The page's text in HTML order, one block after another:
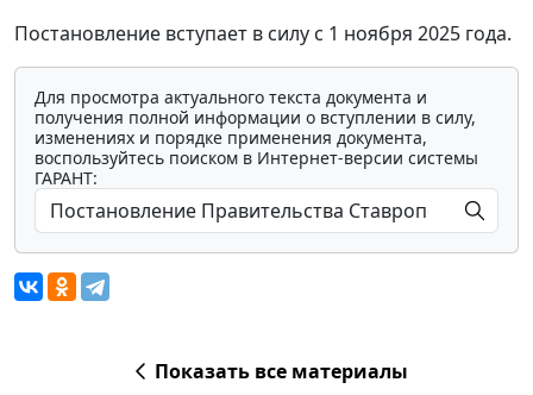
Постановление вступает в силу с 1 ноября 2025 года.
Для просмотра актуального текста документа и
получения полной информации о вступлении в силу,
изменениях и порядке применения документа,
воспользуйтесь поиском в Интернет-версии системы
ГАРАНТ:
Показать все материалы